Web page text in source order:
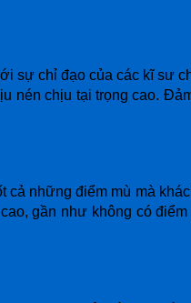
sự chỉ đạo của các kĩ sư
nén chịu tại trọng cao.
những điểm mù mà
gần như không có